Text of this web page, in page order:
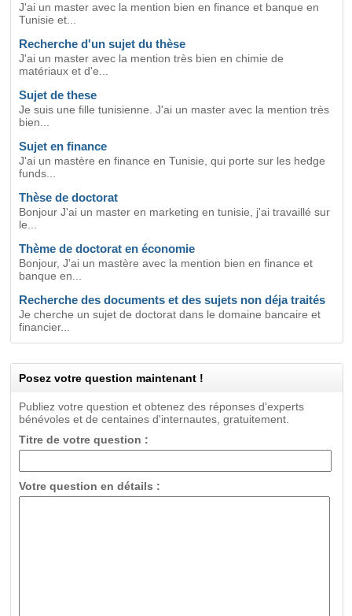
J'ai un master avec la mention bien en finance et banque en
Tunisie et...
Recherche d'un sujet du thèse
J'ai un master avec la mention très bien en chimie de
matériaux et d'e...
Sujet de these
Je suis une fille tunisienne. J'ai un master avec la mention très
bien...
Sujet en finance
J'ai un mastère en finance en Tunisie, qui porte sur les hedge
funds...
Thèse de doctorat
Bonjour J'ai un master en marketing en tunisie, j'ai travaillé sur
le...
Thème de doctorat en économie
Bonjour, J'ai un mastère avec la mention bien en finance et
banque en...
Recherche des documents et des sujets non déja traités
Je cherche un sujet de doctorat dans le domaine bancaire et
financier...
Posez votre question maintenant !
Publiez votre question et obtenez des réponses d'experts
bénévoles et de centaines d'internautes, gratuitement.
Titre de votre question :
Votre question en détails :